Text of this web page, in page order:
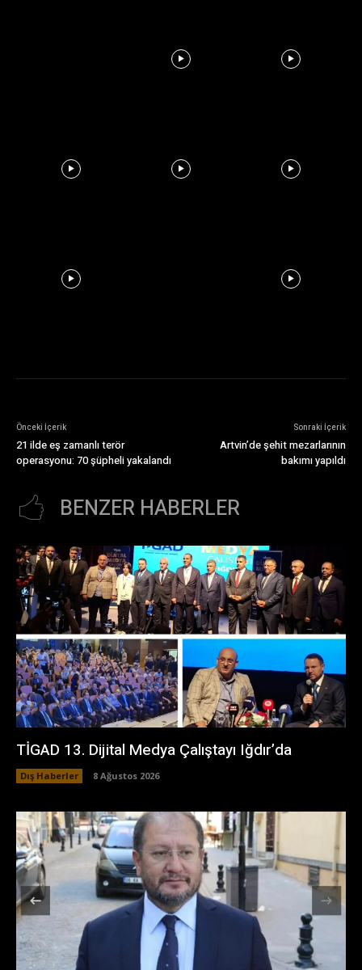
Önceki İçerik
21 ilde eş zamanlı terör
operasyonu: 70 şüpheli yakalandı
Sonraki İçerik
Artvin’de şehit mezarlarının
bakımı yapıldı
BENZER HABERLER
TİGAD 13. Dijital Medya Çalıştayı Iğdır’da
Dış Haberler 8 Ağustos 2026